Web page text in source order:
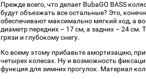
Прежде всего, что делает BubaGO BASS
будут объезжать все остальные? Это,
обеспечивают максимально мягкий ход, а
диаметр передних – 17 см, а задних – 24
грязи и глубокому снегу.
Ко всему этому прибавьте амортизацию,
четырех колесах. Ну и возможность
функция для зимних прогулок. Материал